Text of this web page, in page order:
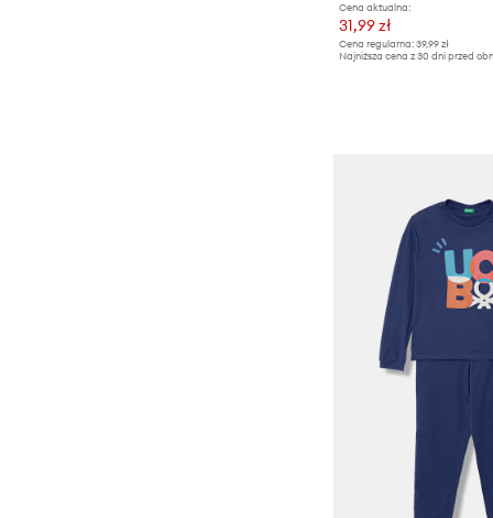
Cena aktualna:
31,99 zł
Cena regularna: 39,99 zł
Najniższa cena z 30 dni przed